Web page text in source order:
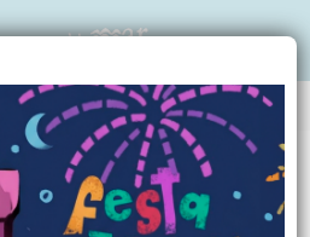
octubre 2012